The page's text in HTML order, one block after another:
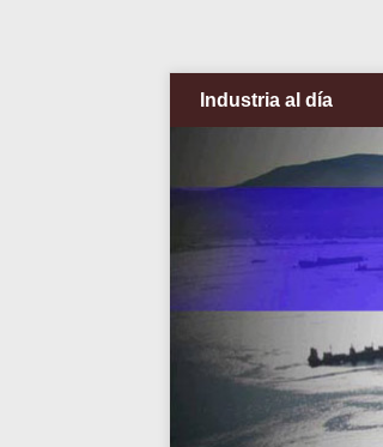
Industria al día